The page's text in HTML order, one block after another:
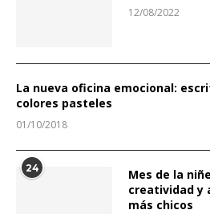
12/08/2022
La nueva oficina emocional:
colores pasteles
01/10/2018
24
Mes de la
creatividad y
más chicos